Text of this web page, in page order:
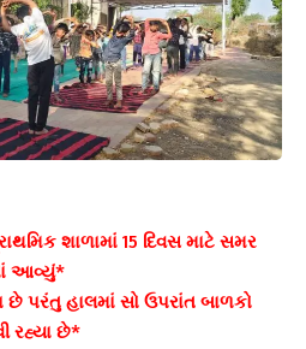
શાળામાં 15 દિવસ માટે સમર
આવ્યું*
છે પરંતુ હાલમાં સો ઉપરાંત બાળકો
રહ્યા છે*